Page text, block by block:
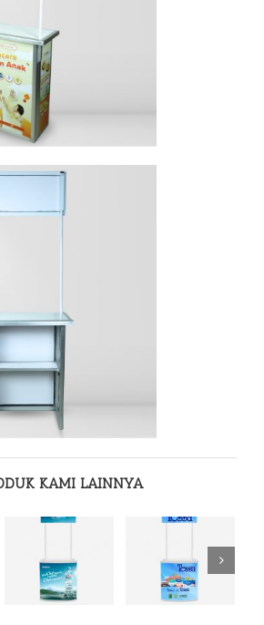
KAMI LAINNYA
Tessa
Details
SMF
Details